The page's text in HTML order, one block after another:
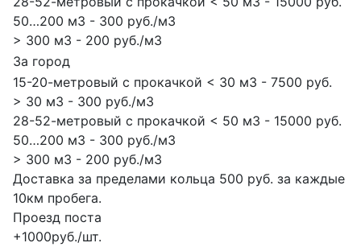
50…200 м3 - 300 руб./м3
> 300 м3 - 200 руб./м3
За город
15-20-метровый с прокачкой < 30 м3 - 7500 руб.
> 30 м3 - 300 руб./м3
28-52-метровый с прокачкой < 50 м3 - 15000 руб.
50…200 м3 - 300 руб./м3
> 300 м3 - 200 руб./м3
Доставка за пределами кольца 500 руб. за каждые
10км пробега.
Проезд поста
+1000руб./шт.